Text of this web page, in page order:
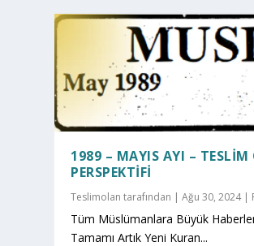
1989 – MAYIS AYI – TESLIM
PERSPEKTIFI
Teslimolan tarafından |Ağu 30, 2024|
Tüm Müslümanlara Büyük
Tamamı Artık Yeni Kuran...